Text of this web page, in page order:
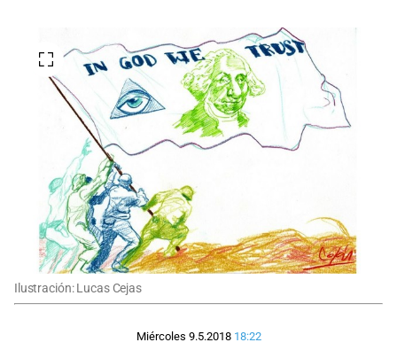
Ilustración: Lucas Cejas
Miércoles 9.5.2018 18:22